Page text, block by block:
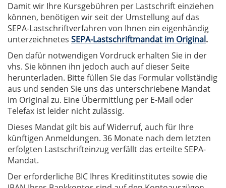
Damit wir Ihre Kursgebühren per Lastschrift einziehen
können, benötigen wir seit der Umstellung auf das
SEPA-Lastschriftverfahren von Ihnen ein eigenhändig
unterzeichnetes SEPA-Lastschriftmandat im Original.
Den dafür notwendigen Vordruck erhalten Sie in der
vhs. Sie können ihn jedoch auch auf dieser Seite
herunterladen. Bitte füllen Sie das Formular vollständig
aus und senden Sie uns das unterschriebene Mandat
im Original zu. Eine Übermittlung per E-Mail oder
Telefax ist leider nicht zulässig.
Dieses Mandat gilt bis auf Widerruf, auch für Ihre
künftigen Anmeldungen. 36 Monate nach dem letzten
erfolgten Lastschrifteinzug verfällt das erteilte SEPA-
Mandat.
Der erforderliche BIC Ihres Kreditinstitutes sowie die